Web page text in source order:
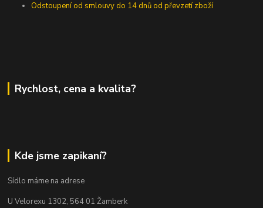
Odstoupení od smlouvy do 14 dnů od převzetí zboží
Rychlost, cena a kvalita?
Kde jsme zapikaní?
Sídlo máme na adrese
U Velorexu 1302, 564 01 Žamberk